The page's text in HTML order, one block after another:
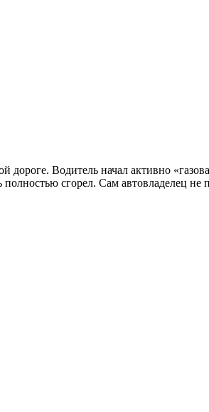
Водитель начал активно
сгорел. Сам автовладелец не